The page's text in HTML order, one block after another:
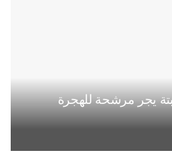
يجر مرشحة للهجرة